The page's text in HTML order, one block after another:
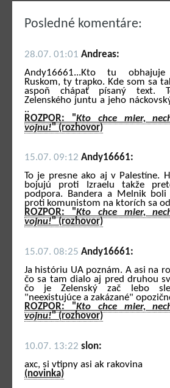
Posledné komentáre:
28.07. 01:01 Andreas:
Andy16661...Kto tu
Ruskom, ty trapko. Kde som sa
aspoň chápať písaný text.
Zelenského juntu a jeho
..
ROZPOR: "Kto chce mier,
vojnu!" (rozhovor)
15.07. 09:12 Andy16661:
To je presne ako aj v Palestíne.
bojujú proti Izraelu takže
podpora. Bandera a Melnik
proti komunistom na ktorích sa
ROZPOR: "Kto chce mier,
vojnu!" (rozhovor)
15.07. 08:25 Andy16661:
Ja históriu UA poznám. A asi na
čo sa tam dialo aj pred druhou
čo je Zelenský zač lebo
"neexistujúce a zakázané"
ROZPOR: "Kto chce mier,
vojnu!" (rozhovor)
10.07. 13:22 slon:
axc, si vtipny asi ak rakovina
(novinka)